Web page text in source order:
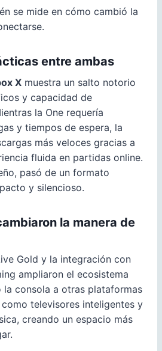
se mide en cómo cambió la
entre ambas
X muestra un salto notorio
y capacidad de
la One requería
y tiempos de espera, la
más veloces gracias a
fluida en partidas online.
pasó de un formato
y silencioso.
la manera de
Gold y la integración con
ampliaron el ecosistema
consola a otras plataformas
televisores inteligentes y
creando un espacio más